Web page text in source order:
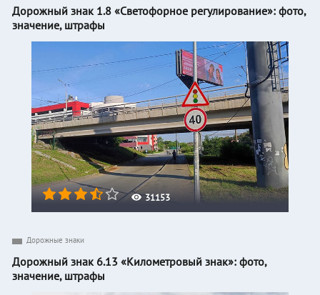
31153
Дорожный знак 1.8 «Светофорное регулирование»: фото,
значение, штрафы
Дорожные знаки
Дорожный знак 6.13 «Километровый знак»: фото,
значение, штрафы